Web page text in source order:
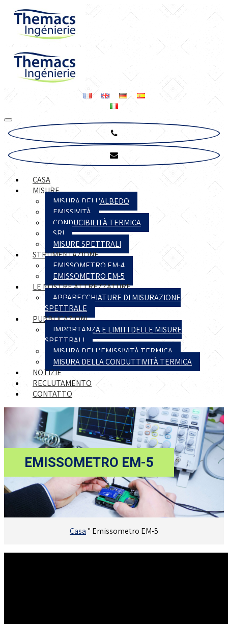
CASA
MISURE
MISURA DELL’ALBEDO
EMISSIVITÀ
CONDUCIBILITÀ TERMICA
SRI
MISURE SPETTRALI
STRUMENTAZIONE
EMISSOMETRO EM-4
EMISSOMETRO EM-5
LE NOSTRE ATTREZZATURE
APPARECCHIATURE DI MISURAZIONE
SPETTRALE
PUBBLICAZIONI
IMPORTANZA E LIMITI DELLE MISURE
SPETTRALI
MISURA DELL’EMISSIVITÀ TERMICA
MISURA DELLA CONDUTTIVITÀ TERMICA
NOTIZIE
RECLUTAMENTO
CONTATTO
EMISSOMETRO EM-5
Casa" Emissometro EM-5